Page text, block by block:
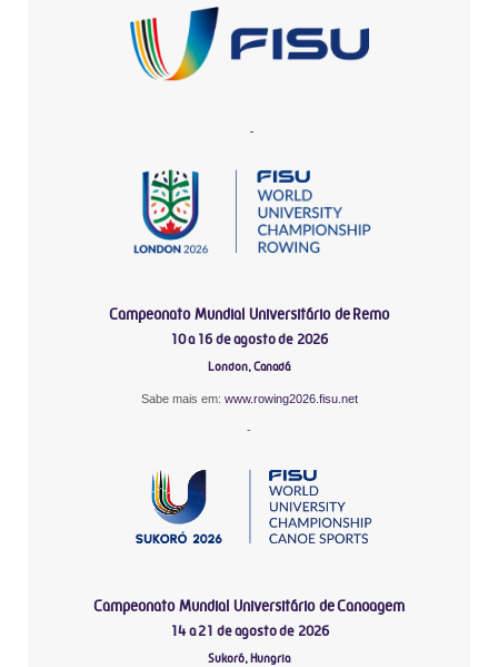
-
Campeonato Mundial Universitário de Remo
10 a 16 de agosto de 2026
London, Canadá
Sabe mais em: www.rowing2026.fisu.net
-
Campeonato Mundial Universitário de Canoagem
14 a 21 de agosto de 2026
Sukoró, Hungria